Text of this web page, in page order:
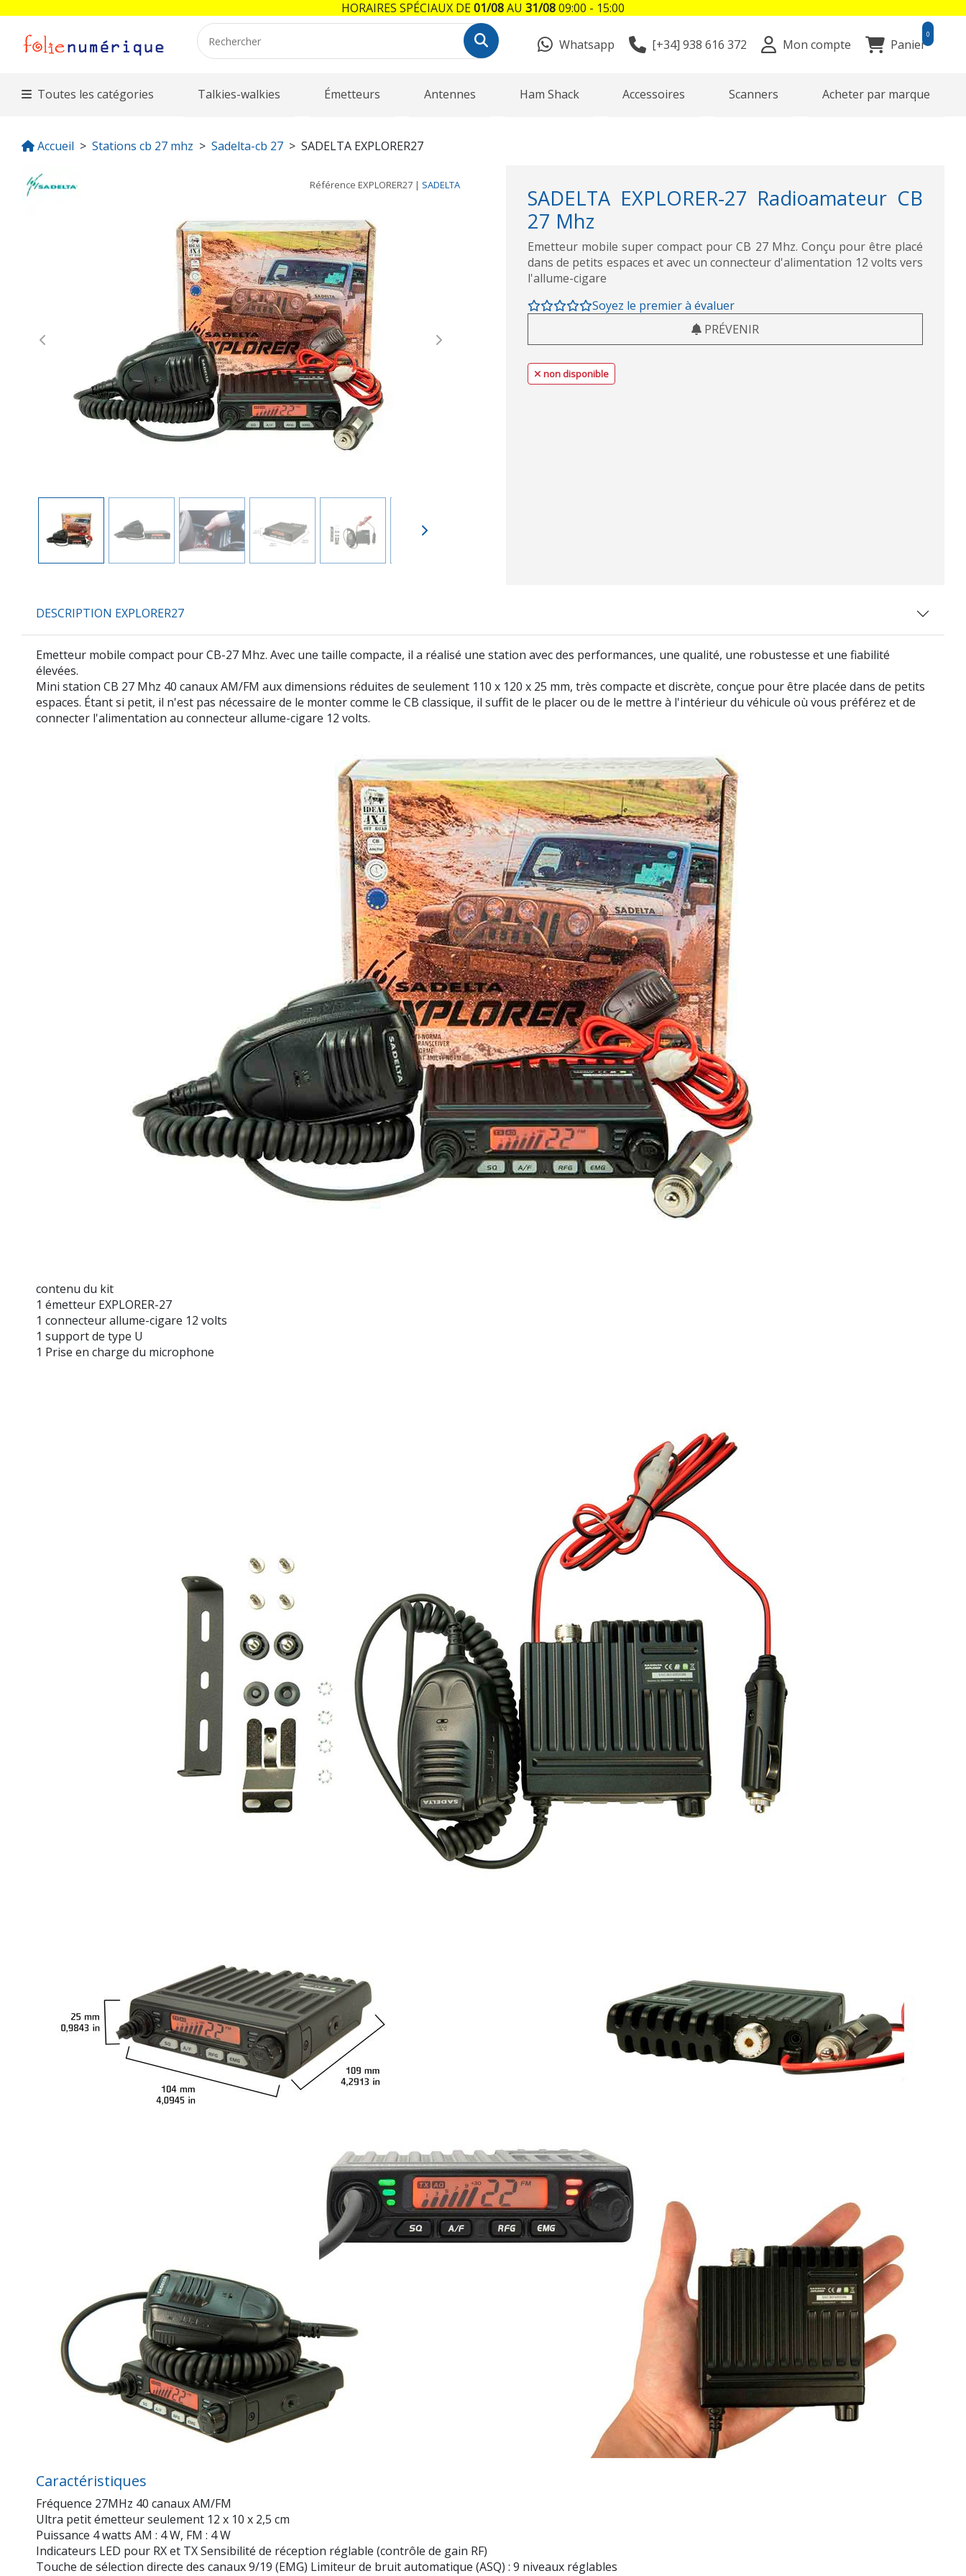
Whatsapp [+34] 938 616 372 Mon compte Panier
0
Toutes les catégories Talkies-walkies Émetteurs Antennes Ham Shack Accessoires Scanners Acheter par marque
Accueil Stations cb 27 mhz Sadelta-cb 27 SADELTA EXPLORER27
Référence EXPLORER27 | SADELTA
Previous Next
SADELTA EXPLORER-27 Radioamateur CB
27 Mhz
Emetteur mobile super compact pour CB 27 Mhz. Conçu pour être placé
dans de petits espaces et avec un connecteur d'alimentation 12 volts vers
l'allume-cigare
Soyez le premier à évaluer
PRÉVENIR
non disponible
DESCRIPTION EXPLORER27
Emetteur mobile compact pour CB-27 Mhz. Avec une taille compacte, il a réalisé une station avec des performances, une qualité, une robustesse et une fiabilité
élevées.
Mini station CB 27 Mhz 40 canaux AM/FM aux dimensions réduites de seulement 110 x 120 x 25 mm, très compacte et discrète, conçue pour être placée dans de petits
espaces. Étant si petit, il n'est pas nécessaire de le monter comme le CB classique, il suffit de le placer ou de le mettre à l'intérieur du véhicule où vous préférez et de
connecter l'alimentation au connecteur allume-cigare 12 volts.
contenu du kit
1 émetteur EXPLORER-27
1 connecteur allume-cigare 12 volts
1 support de type U
1 Prise en charge du microphone
Caractéristiques
Fréquence 27MHz 40 canaux AM/FM
Ultra petit émetteur seulement 12 x 10 x 2,5 cm
Puissance 4 watts AM : 4 W, FM : 4 W
Indicateurs LED pour RX et TX Sensibilité de réception réglable (contrôle de gain RF)
Touche de sélection directe des canaux 9/19 (EMG) Limiteur de bruit automatique (ASQ) : 9 niveaux réglables
HORAIRES SPÉCIAUX DE01/08AU 31/0809:00 - 15:00